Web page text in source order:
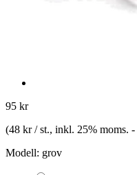
95 kr
(48 kr / st., inkl. 25% moms. -
Modell: grov